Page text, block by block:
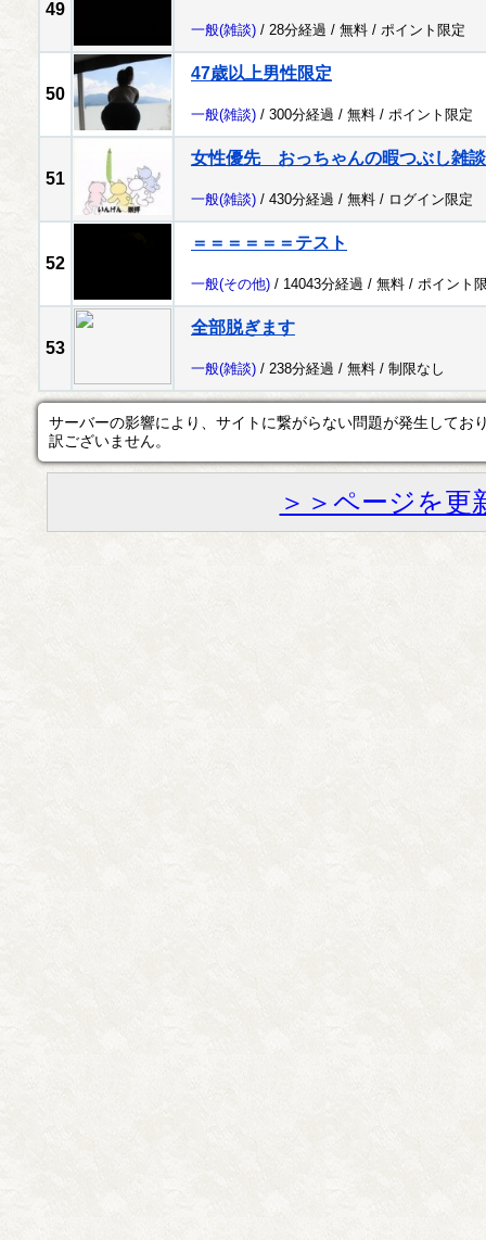
49
一般(雑談) / 28分経過 / 無料 / ポイント限定
50
47歳以上男性限定
一般(雑談) / 300分経過 / 無料 / ポイント限定
51
女性優先 おっちゃんの暇つぶし雑
一般(雑談) / 430分経過 / 無料 / ログイン限定
52
＝＝＝＝＝＝テスト
一般(その他) / 14043分経過 / 無料 / ポイント
53
全部脱ぎます
一般(雑談) / 238分経過 / 無料 / 制限なし
サーバーの影響により、サイトに繋がらない問題が発生してお
訳ございません。
＞＞ページを更